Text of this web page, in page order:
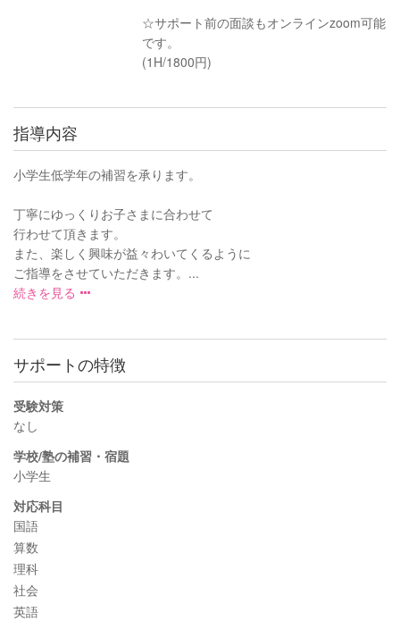
☆サポート前の面談もオンラインzoom可能
です。
(1H/1800円)
指導内容
小学生低学年の補習を承ります。
丁寧にゆっくりお子さまに合わせて
行わせて頂きます。
また、楽しく興味が益々わいてくるように
ご指導をさせていただきます。...
続きを見る
サポートの特徴
受験対策
なし
学校/塾の補習・宿題
小学生
対応科目
国語
算数
理科
社会
英語